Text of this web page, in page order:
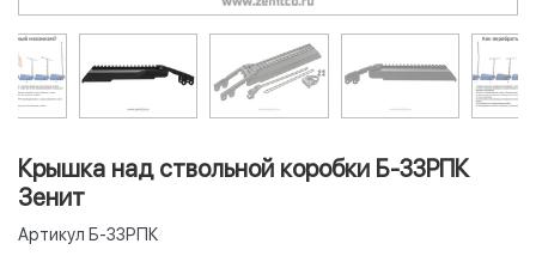
Крышка над ствольной коробки Б-33РПК
Зенит
Артикул Б-33РПК